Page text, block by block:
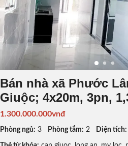
Bán nhà xã Phước
Giuộc; 4x20m, 3pn,
1.300.000.000vnđ
Phòng ngủ: 3 Phòng tắm: 2 Diện tích: